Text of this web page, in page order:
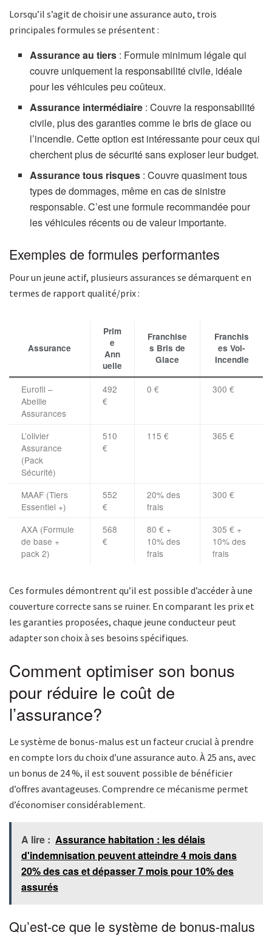
Lorsqu’il s’agit de choisir une assurance auto, trois
principales formules se présentent :
Assurance au tiers : Formule minimum légale qui
couvre uniquement la responsabilité civile, idéale
pour les véhicules peu coûteux.
Assurance intermédiaire : Couvre la responsabilité
civile, plus des garanties comme le bris de glace ou
l’incendie. Cette option est intéressante pour ceux qui
cherchent plus de sécurité sans exploser leur budget.
Assurance tous risques : Couvre quasiment tous
types de dommages, même en cas de sinistre
responsable. C’est une formule recommandée pour
les véhicules récents ou de valeur importante.
Exemples de formules performantes
Pour un jeune actif, plusieurs assurances se démarquent en
termes de rapport qualité/prix :
Assurance
Prim
e
Ann
uelle
Franchise
s Bris de
Glace
Franchis
es Vol-
Incendie
Eurofil –
Abeille
Assurances
492
€
0 € 300 €
L’olivier
Assurance
(Pack
Sécurité)
510
€
115 € 365 €
MAAF (Tiers
Essentiel +)
552
€
20% des
frais
300 €
AXA (Formule
de base +
pack 2)
568
€
80 € +
10% des
frais
305 € +
10% des
frais
Ces formules démontrent qu’il est possible d’accéder à une
couverture correcte sans se ruiner. En comparant les prix et
les garanties proposées, chaque jeune conducteur peut
adapter son choix à ses besoins spécifiques.
Comment optimiser son bonus
pour réduire le coût de
l’assurance?
Le système de bonus-malus est un facteur crucial à prendre
en compte lors du choix d’une assurance auto. À 25 ans, avec
un bonus de 24 %, il est souvent possible de bénéficier
d’offres avantageuses. Comprendre ce mécanisme permet
d’économiser considérablement.
A lire : Assurance habitation : les délais
d'indemnisation peuvent atteindre 4 mois dans
20% des cas et dépasser 7 mois pour 10% des
assurés
Qu’est-ce que le système de bonus-malus